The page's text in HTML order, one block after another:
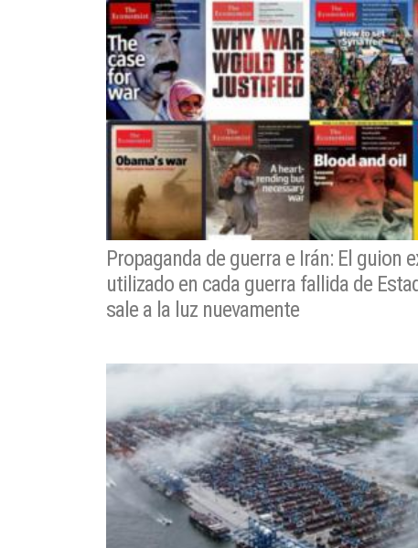
Propaganda de guerra e Irán: El guion
utilizado en cada guerra fallida de
sale a la luz nuevamente